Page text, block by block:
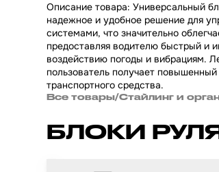
Описание товара: Универсальный
надежное и удобное решение для
системами, что значительно
предоставляя водителю быстрый и
воздействию погоды и вибрациям.
пользователь получает
транспортного средства.
Все товары/Стайлинг и
БЛОКИ